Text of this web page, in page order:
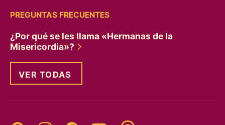
PREGUNTAS FRECUENTES
¿Por qué se les llama «Hermanas de la
Misericordia»?
VER TODAS